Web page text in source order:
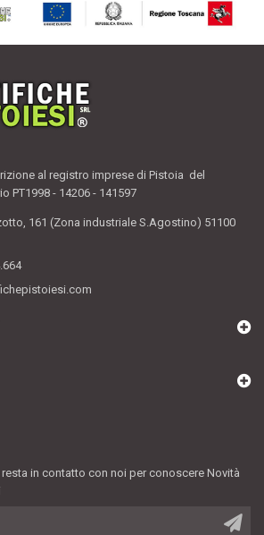
al registro imprese di Pistoia del
PT1998 - 14206 - 141597
161 (Zona industriale S.Agostino) 51100
in contatto con noi per conoscere Novità